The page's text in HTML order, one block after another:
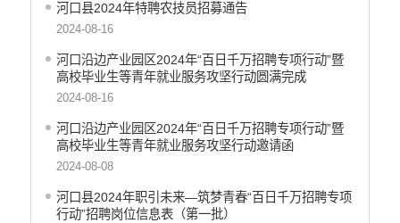
河口县2024年特聘农技员招募通告
2024-08-16
河口沿边产业园区2024年“百日千万招聘专项行动”暨
高校毕业生等青年就业服务攻坚行动圆满完成
2024-08-16
河口沿边产业园区2024年“百日千万招聘专项行动”暨
高校毕业生等青年就业服务攻坚行动邀请函
2024-08-08
河口县2024年职引未来—筑梦青春“百日千万招聘专项
行动”招聘岗位信息表（第一批）